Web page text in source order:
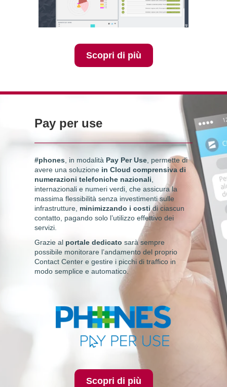
Scopri di più
Pay per use
#phones , in modalità Pay Per Use , permette di
avere una soluzione in Cloud comprensiva di
numerazioni telefoniche nazionali
internazionali e numeri verdi, che assicura la
massima flessibilità senza investimenti sulle
infrastrutture, minimizzando i costidi ciascun
contatto, pagando solo l’utilizzo effettivo dei
servizi.
Grazie al portale dedicato sarà sempre
possibile monitorare l’andamento del proprio
Contact Center e gestire i picchi di traffico in
modo semplice e automatico.
Scopri di più